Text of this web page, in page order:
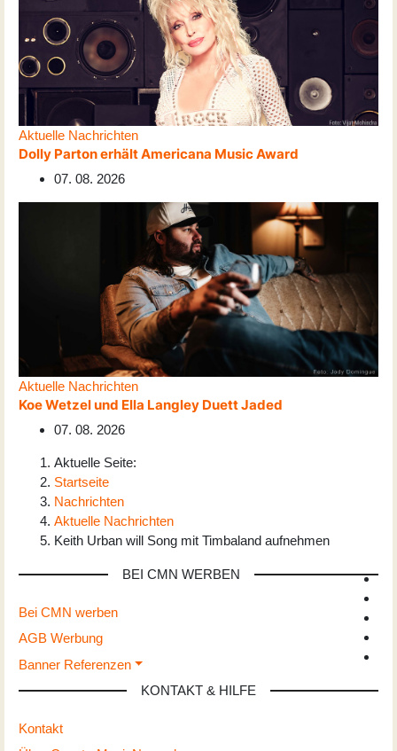
Aktuelle Nachrichten
Dolly Parton erhält Americana Music Award
07. 08. 2026
Aktuelle Nachrichten
Koe Wetzel und Ella Langley Duett Jaded
07. 08. 2026
Aktuelle Seite:
Startseite
Nachrichten
Aktuelle Nachrichten
Keith Urban will Song mit Timbaland aufnehmen
BEI CMN WERBEN
Bei CMN werben
AGB Werbung
Banner Referenzen
KONTAKT & HILFE
Kontakt